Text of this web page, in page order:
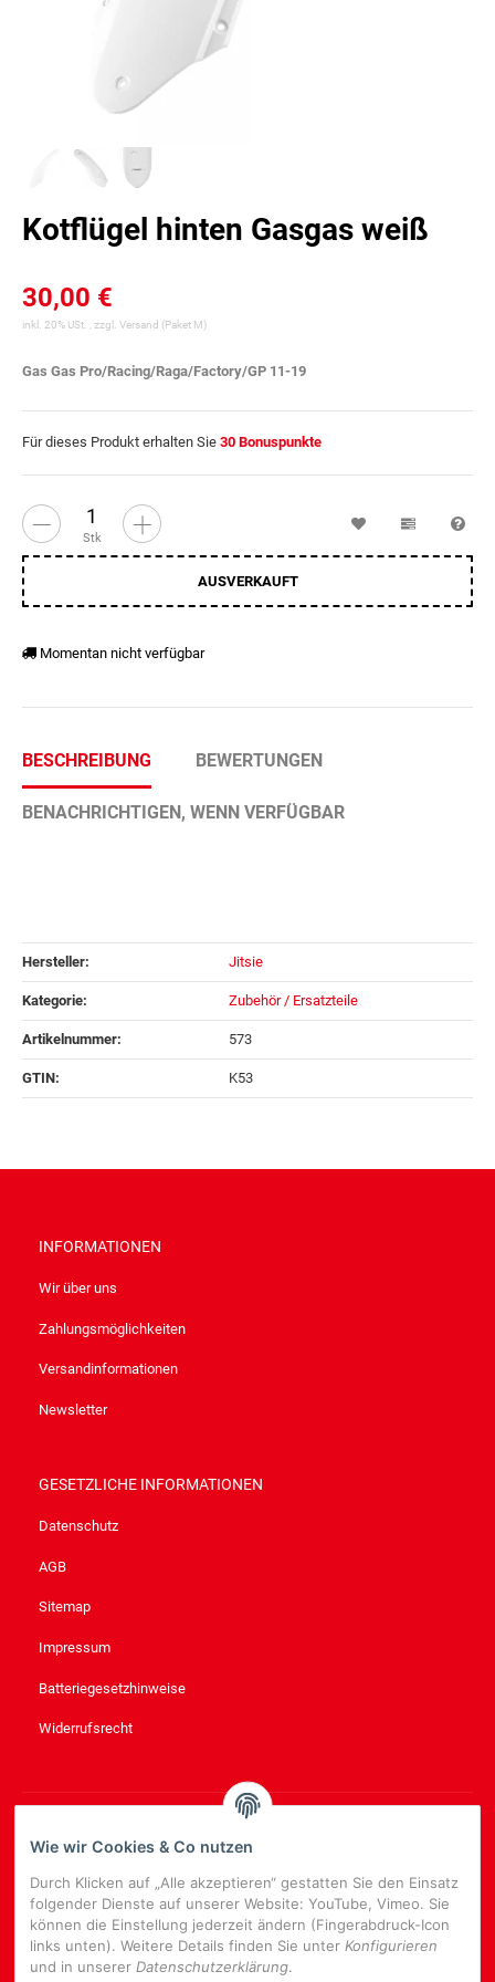
Kotflügel hinten Gasgas weiß
30,00 €
inkl. 20% USt. , zzgl. Versand (Paket M)
Gas Gas Pro/Racing/Raga/Factory/GP 11-19
Für dieses Produkt erhalten Sie 30 Bonuspunkte
Stk
AUSVERKAUFT
Momentan nicht verfügbar
Wunschzettel
BESCHREIBUNG BEWERTUNGEN
BENACHRICHTIGEN, WENN VERFÜGBAR
Hersteller: Jitsie
Kategorie: Zubehör / Ersatzteile
Artikelnummer: 573
GTIN: K53
INFORMATIONEN
Wir über uns
Zahlungsmöglichkeiten
Versandinformationen
Newsletter
GESETZLICHE INFORMATIONEN
Datenschutz
AGB
Sitemap
Impressum
Batteriegesetzhinweise
Widerrufsrecht
NEWSLETTER ABONNIEREN
Bitte senden Sie mir entsprechend Ihrer
Datenschutzerklärung
regelmäßig und jederzeit widerruflich Informationen zu Ihrem
Produktsortiment per E-Mail zu.
E-
Mail-
NEWSLETTER
Wie wir Cookies & Co nutzen
Durch Klicken auf „Alle akzeptieren“ gestatten Sie den Einsatz
folgender Dienste auf unserer Website: YouTube, Vimeo. Sie
können die Einstellung jederzeit ändern (Fingerabdruck-Icon
links unten). Weitere Details finden Sie unter Konfigurieren
und in unserer Datenschutzerklärung.